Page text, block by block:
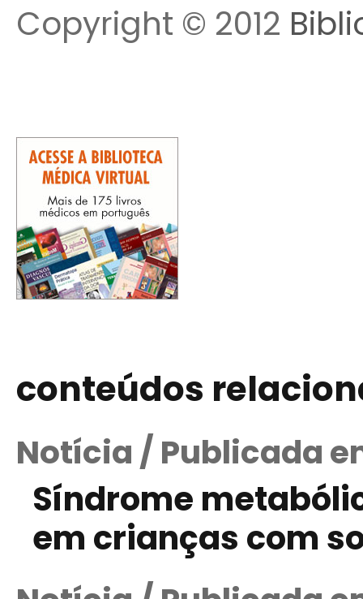
Copyright © 2012
conteúdos
Notícia / Publicada
Síndrome
em crianças com